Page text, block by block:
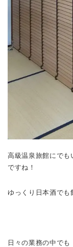
高級温泉旅館にでも
ですね！
ゆっくり日本酒でも
日々の業務の中で